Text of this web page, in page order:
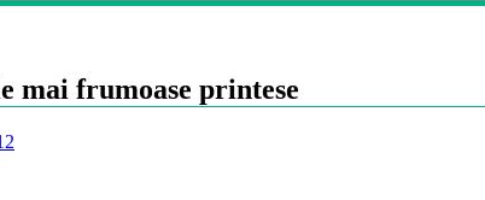
mai frumoase printese